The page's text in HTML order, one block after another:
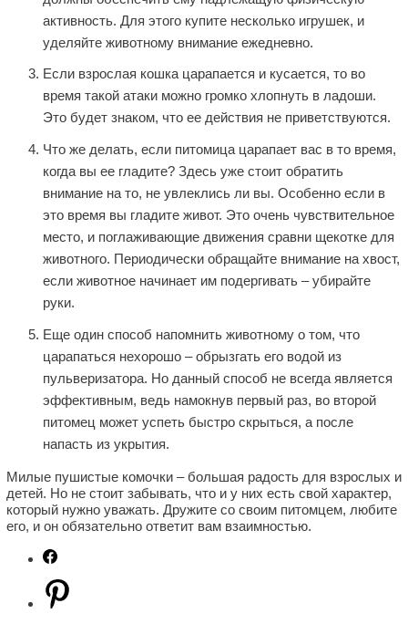
активность. Для этого купите несколько игрушек, и
уделяйте животному внимание ежедневно.
Если взрослая кошка царапается и кусается, то во
время такой атаки можно громко хлопнуть в ладоши.
Это будет знаком, что ее действия не приветствуются.
Что же делать, если питомица царапает вас в то время,
когда вы ее гладите? Здесь уже стоит обратить
внимание на то, не увлеклись ли вы. Особенно если в
это время вы гладите живот. Это очень чувствительное
место, и поглаживающие движения сравни щекотке для
животного. Периодически обращайте внимание на хвост,
если животное начинает им подергивать – убирайте
руки.
Еще один способ напомнить животному о том, что
царапаться нехорошо – обрызгать его водой из
пульверизатора. Но данный способ не всегда является
эффективным, ведь намокнув первый раз, во второй
питомец может успеть быстро скрыться, а после
напасть из укрытия.
Милые пушистые комочки – большая радость для взрослых и
детей. Но не стоит забывать, что и у них есть свой характер,
который нужно уважать. Дружите со своим питомцем, любите
его, и он обязательно ответит вам взаимностью.